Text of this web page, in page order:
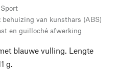
behuizing van kunsthars (ABS)
en guilloché afwerking
blauwe vulling. Lengte
g.